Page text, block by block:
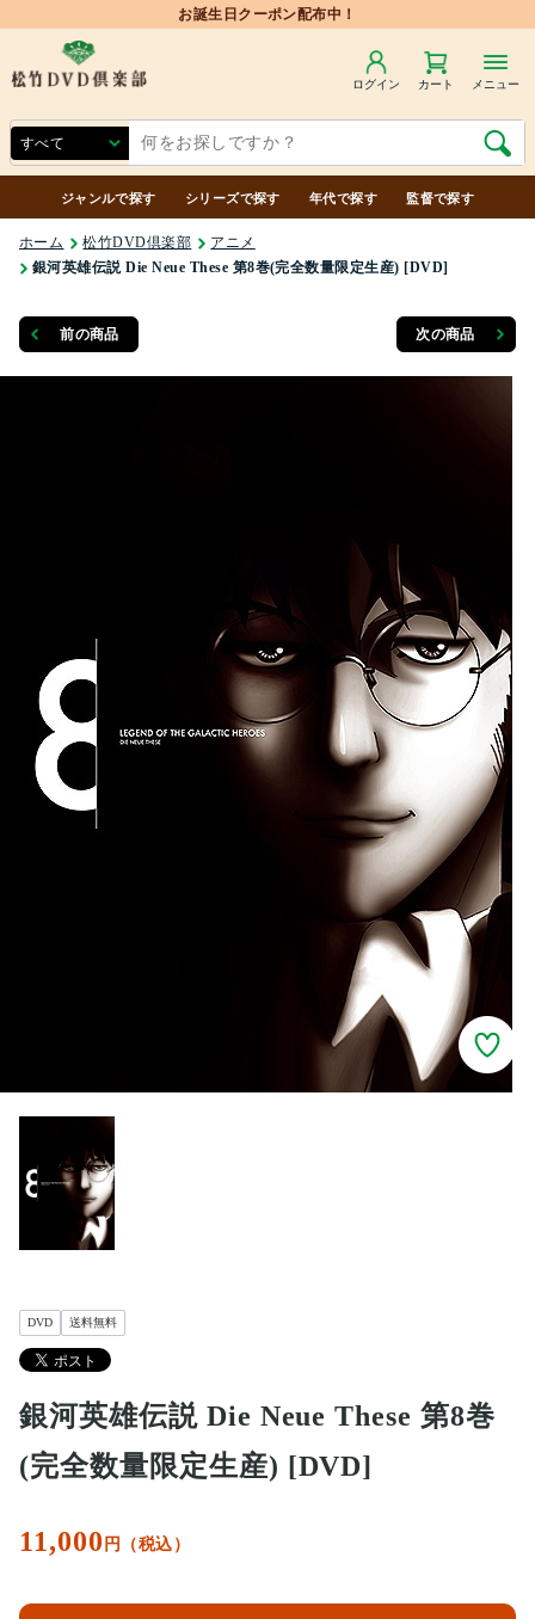
ログイン カート メニュー
ジャンルで探す シリーズで探す 年代で探す 監督で探す
ホーム 松竹DVD倶楽部
アニメ
銀河英雄伝説 Die Neue These 第8巻(完全数量限定生産) [DVD]
前の商品 次の商品
DVD 送料無料
銀河英雄伝説 Die Neue These 第8巻
(完全数量限定生産) [DVD]
11,000 円（税込）